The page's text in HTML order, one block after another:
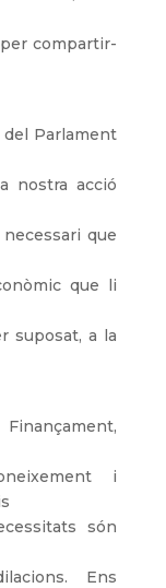
compartir-
del Parlament
nostra acció
que
que li
suposat, a la
i
són
Ens